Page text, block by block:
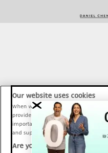
Our website uses cookies
When we provide Maariv, TMI and
provide social media features and to
important and necessary for our
and support Maariv, TMI and Sport1
Are you happy to accept